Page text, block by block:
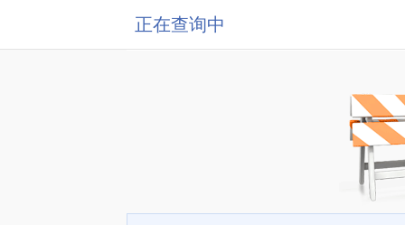
正在查询中